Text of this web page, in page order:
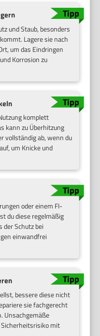
und Staub, besonders
Lagere sie nach
um das Eindringen
Korrosion zu
komplett
kann zu Überhitzung
vollständig ab, wenn du
um Knicke und
oder einem FI-
du diese regelmäßig
der Schutz bei
einwandfrei
bessere diese nicht
sie fachgerecht
Unsachgemäße
mit